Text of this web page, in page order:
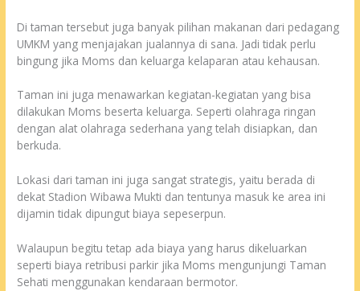
Di taman tersebut juga banyak pilihan makanan dari pedagang
UMKM yang menjajakan jualannya di sana. Jadi tidak perlu
bingung jika Moms dan keluarga kelaparan atau kehausan.
Taman ini juga menawarkan kegiatan-kegiatan yang bisa
dilakukan Moms beserta keluarga. Seperti olahraga ringan
dengan alat olahraga sederhana yang telah disiapkan, dan
berkuda.
Lokasi dari taman ini juga sangat strategis, yaitu berada di
dekat Stadion Wibawa Mukti dan tentunya masuk ke area ini
dijamin tidak dipungut biaya sepeserpun.
Walaupun begitu tetap ada biaya yang harus dikeluarkan
seperti biaya retribusi parkir jika Moms mengunjungi Taman
Sehati menggunakan kendaraan bermotor.